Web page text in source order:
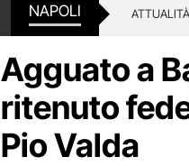
NAPOLI ATTUALITÀ
Agguato a
ritenuto
Pio Valda